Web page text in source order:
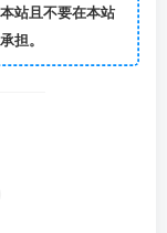
站且不要在本站
担。